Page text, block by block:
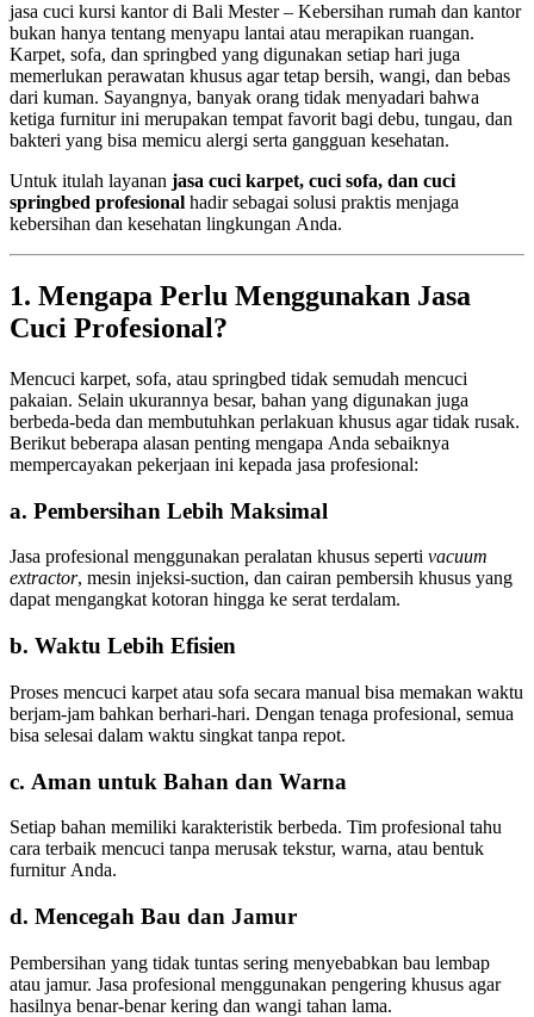
jasa cuci kursi kantor di Bali Mester – Kebersihan rumah dan kantor
bukan hanya tentang menyapu lantai atau merapikan ruangan.
Karpet, sofa, dan springbed yang digunakan setiap hari juga
memerlukan perawatan khusus agar tetap bersih, wangi, dan bebas
dari kuman. Sayangnya, banyak orang tidak menyadari bahwa
ketiga furnitur ini merupakan tempat favorit bagi debu, tungau, dan
bakteri yang bisa memicu alergi serta gangguan kesehatan.
Untuk itulah layanan jasa cuci karpet, cuci sofa, dan cuci
springbed profesional hadir sebagai solusi praktis menjaga
kebersihan dan kesehatan lingkungan Anda.
1. Mengapa Perlu Menggunakan Jasa
Cuci Profesional?
Mencuci karpet, sofa, atau springbed tidak semudah mencuci
pakaian. Selain ukurannya besar, bahan yang digunakan juga
berbeda-beda dan membutuhkan perlakuan khusus agar tidak rusak.
Berikut beberapa alasan penting mengapa Anda sebaiknya
mempercayakan pekerjaan ini kepada jasa profesional:
a. Pembersihan Lebih Maksimal
Jasa profesional menggunakan peralatan khusus seperti vacuum
extractor, mesin injeksi-suction, dan cairan pembersih khusus yang
dapat mengangkat kotoran hingga ke serat terdalam.
b. Waktu Lebih Efisien
Proses mencuci karpet atau sofa secara manual bisa memakan waktu
berjam-jam bahkan berhari-hari. Dengan tenaga profesional, semua
bisa selesai dalam waktu singkat tanpa repot.
c. Aman untuk Bahan dan Warna
Setiap bahan memiliki karakteristik berbeda. Tim profesional tahu
cara terbaik mencuci tanpa merusak tekstur, warna, atau bentuk
furnitur Anda.
d. Mencegah Bau dan Jamur
Pembersihan yang tidak tuntas sering menyebabkan bau lembap
atau jamur. Jasa profesional menggunakan pengering khusus agar
hasilnya benar-benar kering dan wangi tahan lama.